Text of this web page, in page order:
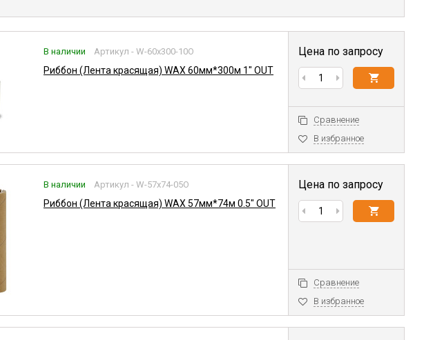
В наличии Артикул - W-60x300-10O
Риббон (Лента красящая) WAX 60мм*300м 1" OUT
Цена по запросу
Сравнение
В избранное
В наличии Артикул - W-57x74-05O
Риббон (Лента красящая) WAX 57мм*74м 0.5" OUT
Цена по запросу
Сравнение
В избранное